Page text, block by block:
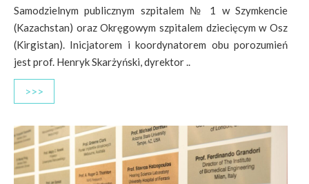
Samodzielnym publicznym szpitalem № 1 w Szymkencie
(Kazachstan) oraz Okręgowym szpitalem dziecięcym w Osz
(Kirgistan). Inicjatorem i koordynatorem obu porozumień
jest prof. Henryk Skarżyński, dyrektor ..
>>>